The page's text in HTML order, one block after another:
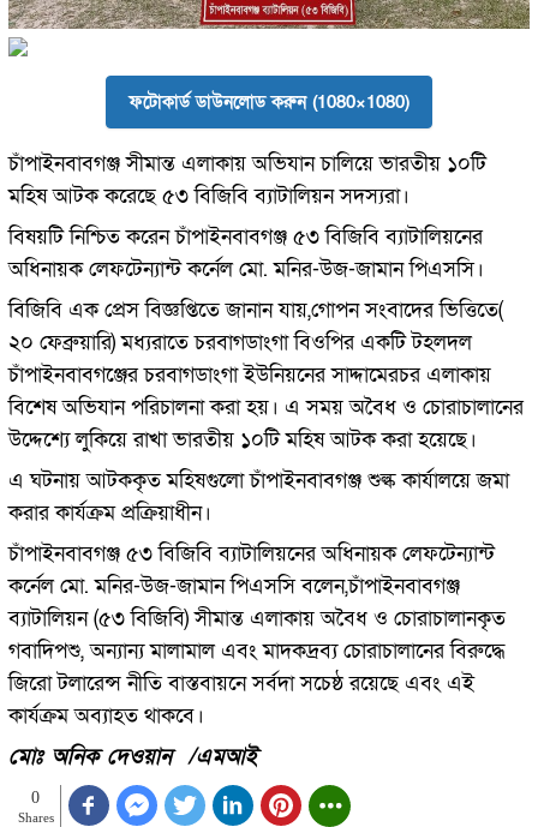
ফটোকার্ড ডাউনলোড করুন (1080×1080)
চাঁপাইনবাবগঞ্জ সীমান্ত এলাকায় অভিযান চালিয়ে ভারতীয় ১০টি
মহিষ আটক করেছে ৫৩ বিজিবি ব্যাটালিয়ন সদস্যরা।
বিষয়টি নিশ্চিত করেন চাঁপাইনবাবগঞ্জ ৫৩ বিজিবি ব্যাটালিয়নের
অধিনায়ক লেফটেন্যান্ট কর্নেল মো. মনির-উজ-জামান পিএসসি।
বিজিবি এক প্রেস বিজ্ঞপ্তিতে জানান যায়,গোপন সংবাদের ভিত্তিতে(
২০ ফেব্রুয়ারি) মধ্যরাতে চরবাগডাংগা বিওপির একটি টহলদল
চাঁপাইনবাবগঞ্জের চরবাগডাংগা ইউনিয়নের সাদ্দামেরচর এলাকায়
বিশেষ অভিযান পরিচালনা করা হয়। এ সময় অবৈধ ও চোরাচালানের
উদ্দেশ্যে লুকিয়ে রাখা ভারতীয় ১০টি মহিষ আটক করা হয়েছে।
এ ঘটনায় আটককৃত মহিষগুলো চাঁপাইনবাবগঞ্জ শুল্ক কার্যালয়ে জমা
করার কার্যক্রম প্রক্রিয়াধীন।
চাঁপাইনবাবগঞ্জ ৫৩ বিজিবি ব্যাটালিয়নের অধিনায়ক লেফটেন্যান্ট
কর্নেল মো. মনির-উজ-জামান পিএসসি বলেন,চাঁপাইনবাবগঞ্জ
ব্যাটালিয়ন (৫৩ বিজিবি) সীমান্ত এলাকায় অবৈধ ও চোরাচালানকৃত
গবাদিপশু, অন্যান্য মালামাল এবং মাদকদ্রব্য চোরাচালানের বিরুদ্ধে
জিরো টলারেন্স নীতি বাস্তবায়নে সর্বদা সচেষ্ঠ রয়েছে এবং এই
কার্যক্রম অব্যাহত থাকবে।
মোঃ অনিক দেওয়ান /এমআই
0
Shares